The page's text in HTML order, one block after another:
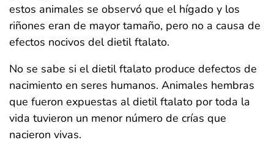
estos animales se observó que el hígado y los
riñones eran de mayor tamaño, pero no a causa de
efectos nocivos del dietil ftalato.
No se sabe si el dietil ftalato produce defectos de
nacimiento en seres humanos. Animales hembras
que fueron expuestas al dietil ftalato por toda la
vida tuvieron un menor número de crías que
nacieron vivas.